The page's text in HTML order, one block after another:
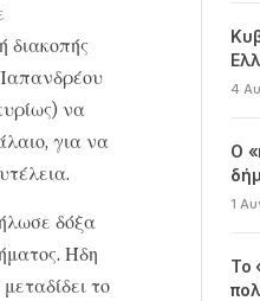
διακοπής
να
για να
δόξα
Ήδη
το
4
Ο
1
Το